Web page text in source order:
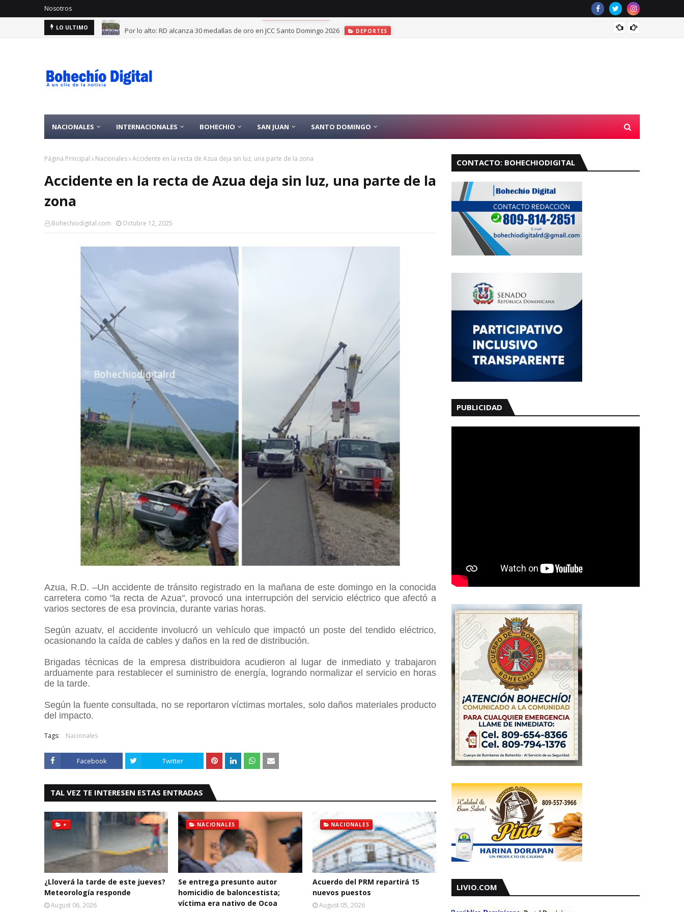
Nosotros
LO ULTIMO Por lo alto: RD alcanza 30 medallas de oro en JCC Santo Domingo 2026 DEPORTES
NACIONALES INTERNACIONALES BOHECHIO SAN JUAN SANTO DOMINGO
Página Principal Nacionales Accidente en la recta de Azua deja sin luz, una parte de la zona
Accidente en la recta de Azua deja sin luz, una parte de la
zona
Bohechiodigital.com Octubre 12, 2025
Azua, R.D. –Un accidente de tránsito registrado en la mañana de este domingo en la conocida
carretera como "la recta de Azua", provocó una interrupción del servicio eléctrico que afectó a
varios sectores de esa provincia, durante varias horas.
Según azuatv, el accidente involucró un vehículo que impactó un poste del tendido eléctrico,
ocasionando la caída de cables y daños en la red de distribución.
Brigadas técnicas de la empresa distribuidora acudieron al lugar de inmediato y trabajaron
arduamente para restablecer el suministro de energía, logrando normalizar el servicio en horas
de la tarde.
Según la fuente consultada, no se reportaron víctimas mortales, solo daños materiales producto
del impacto.
Tags: Nacionales
Facebook Twitter
TAL VEZ TE INTERESEN ESTAS ENTRADAS
+
¿Lloverá la tarde de este jueves?
Meteorología responde
August 06, 2026
NACIONALES
Se entrega presunto autor
homicidio de baloncestista;
víctima era nativo de Ocoa
NACIONALES
Acuerdo del PRM repartirá 15
nuevos puestos
August 05, 2026
CONTACTO: BOHECHIODIGITAL
PUBLICIDAD
LIVIO.COM